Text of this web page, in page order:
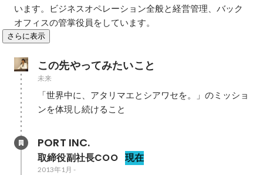
います。ビジネスオペレーション全般と経営管理、バック
オフィスの管掌役員をしています。
さらに表示
この先やってみたいこと
未来
「世界中に、アタリマエとシアワセを。」のミッショ
ンを体現し続けること
PORT INC.
取締役副社長COO 現在
2013年1月 -